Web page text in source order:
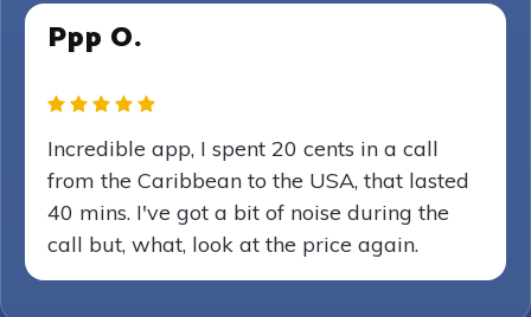
Ppp O.
Incredible app, I spent 20 cents in a call
from the Caribbean to the USA, that lasted
40 mins. I've got a bit of noise during the
call but, what, look at the price again.